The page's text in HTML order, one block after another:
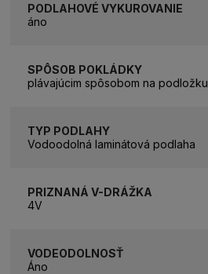
PODLAHOVÉ VYKUROVANIE
áno
SPÔSOB POKLÁDKY
plávajúcim spôsobom na podložku
TYP PODLAHY
Vodoodolná laminátová podlaha
PRIZNANÁ V-DRÁŽKA
4V
VODEODOLNOSŤ
Áno